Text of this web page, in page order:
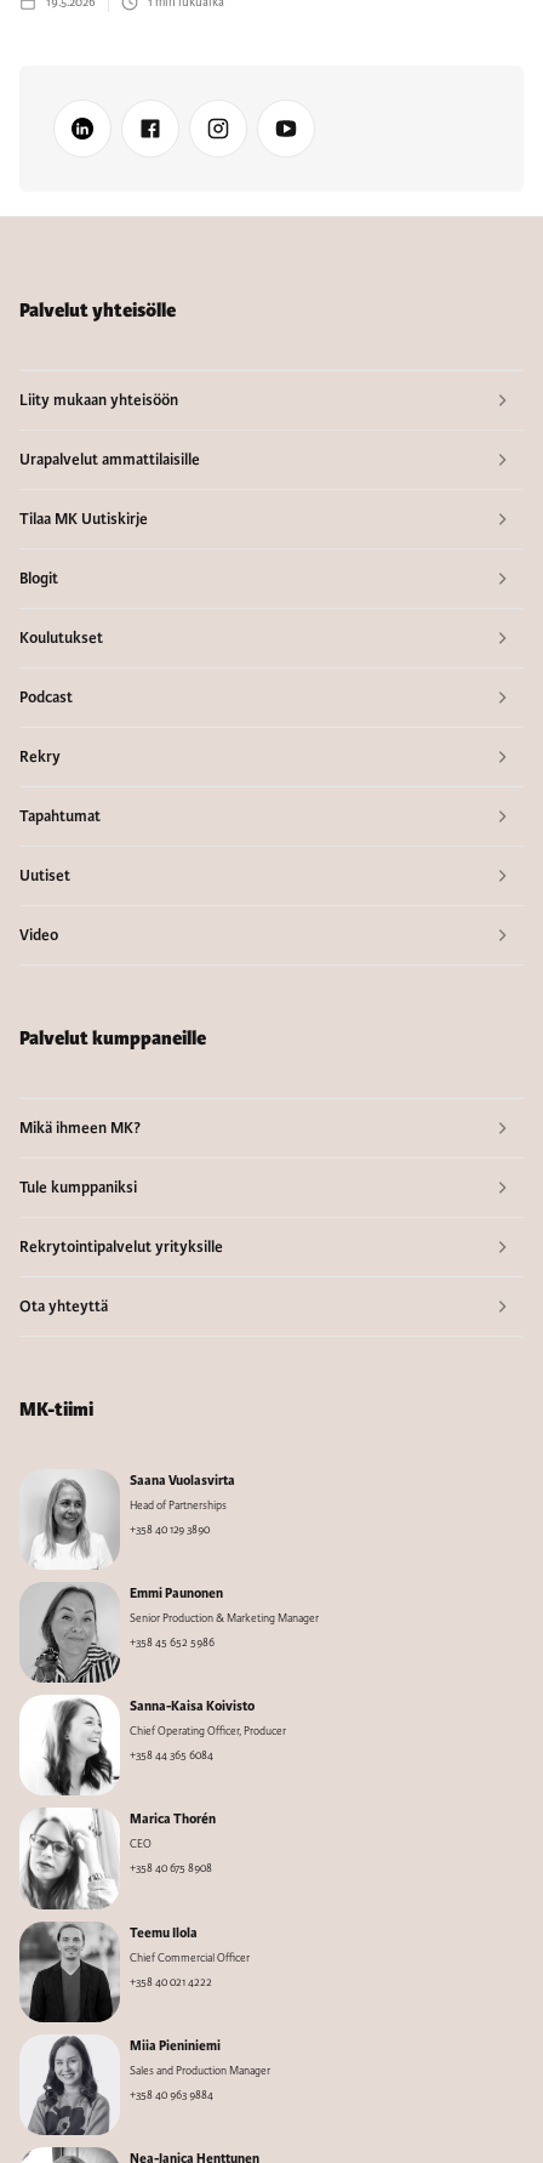
Palvelut yhteisölle
Liity mukaan yhteisöön
Urapalvelut ammattilaisille
Tilaa MK Uutiskirje
Blogit
Koulutukset
Podcast
Rekry
Tapahtumat
Uutiset
Video
Palvelut kumppaneille
Mikä ihmeen MK?
Tule kumppaniksi
Rekrytointipalvelut yrityksille
Ota yhteyttä
MK-tiimi
Saana Vuolasvirta
Head of Partnerships
+358 40 129 3890
Emmi Paunonen
Senior Production & Marketing Manager
+358 45 652 5986
Sanna-Kaisa Koivisto
Chief Operating Officer, Producer
+358 44 365 6084
Marica Thorén
CEO
+358 40 675 8908
Teemu Ilola
Chief Commercial Officer
+358 40 021 4222
Miia Pieniniemi
Sales and Production Manager
+358 40 963 9884
Nea-Janica Henttunen